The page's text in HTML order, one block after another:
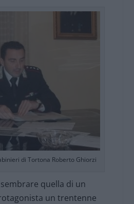
di Tortona Roberto Ghiorzi
quella di un
un trentenne